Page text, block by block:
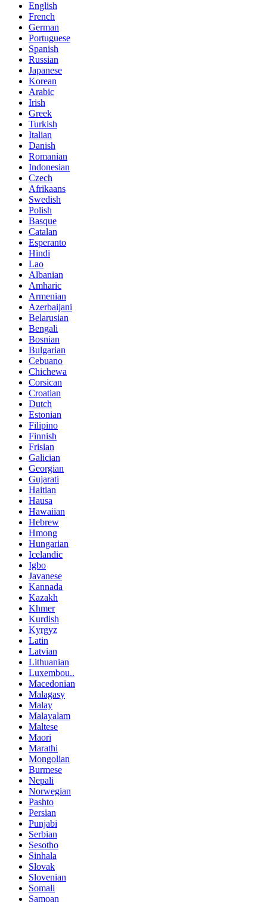
English
French
German
Portuguese
Spanish
Russian
Japanese
Korean
Arabic
Irish
Greek
Turkish
Italian
Danish
Romanian
Indonesian
Czech
Afrikaans
Swedish
Polish
Basque
Catalan
Esperanto
Hindi
Lao
Albanian
Amharic
Armenian
Azerbaijani
Belarusian
Bengali
Bosnian
Bulgarian
Cebuano
Chichewa
Corsican
Croatian
Dutch
Estonian
Filipino
Finnish
Frisian
Galician
Georgian
Gujarati
Haitian
Hausa
Hawaiian
Hebrew
Hmong
Hungarian
Icelandic
Igbo
Javanese
Kannada
Kazakh
Khmer
Kurdish
Kyrgyz
Latin
Latvian
Lithuanian
Luxembou..
Macedonian
Malagasy
Malay
Malayalam
Maltese
Maori
Marathi
Mongolian
Burmese
Nepali
Norwegian
Pashto
Persian
Punjabi
Serbian
Sesotho
Sinhala
Slovak
Slovenian
Somali
Samoan